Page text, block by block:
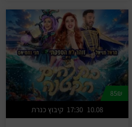
85₪
קיבוץ כנרת 17:30 10.08